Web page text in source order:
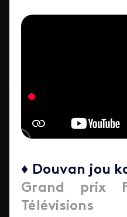
♦ Douvan jou
Grand prix